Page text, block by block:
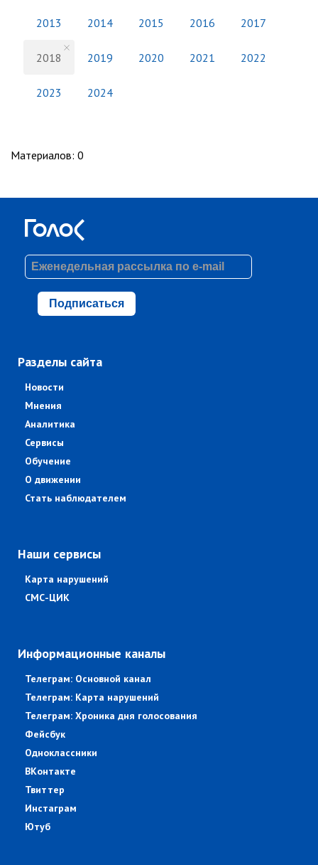
2013 2014 2015 2016 2017
2018 2019 2020 2021 2022
2023 2024
Материалов: 0
Подписаться
Разделы сайта
Новости
Мнения
Аналитика
Сервисы
Обучение
О движении
Стать наблюдателем
Наши сервисы
Карта нарушений
СМС-ЦИК
Информационные каналы
Телеграм: Основной канал
Телеграм: Карта нарушений
Телеграм: Хроника дня голосования
Фейсбук
Одноклассники
ВКонтакте
Твиттер
Инстаграм
Ютуб